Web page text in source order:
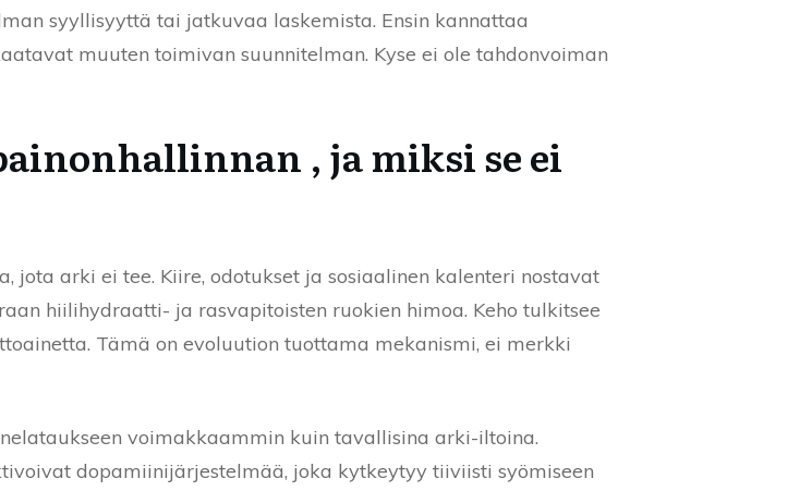
syyllisyyttä tai jatkuvaa laskemista. Ensin kannattaa
muuten toimivan suunnitelman. Kyse ei ole tahdonvoiman
, ja miksi se ei
jota arki ei tee. Kiire, odotukset ja sosiaalinen kalenteri nostavat
hiilihydraatti- ja rasvapitoisten ruokien himoa. Keho tulkitsee
Tämä on evoluution tuottama mekanismi, ei merkki
voimakkaammin kuin tavallisina arki-iltoina.
dopamiinijärjestelmää, joka kytkeytyy tiiviisti syömiseen